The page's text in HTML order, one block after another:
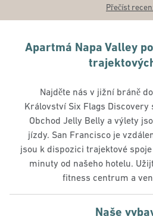
Přečíst
Apartmá Napa Valley
Najděte nás v jižní bráně
Království Six Flags Discovery
Obchod Jelly Belly a výlety
jízdy. San Francisco je
jsou k dispozici trajektové
minuty od našeho hotelu.
fitness centrum a
Naše